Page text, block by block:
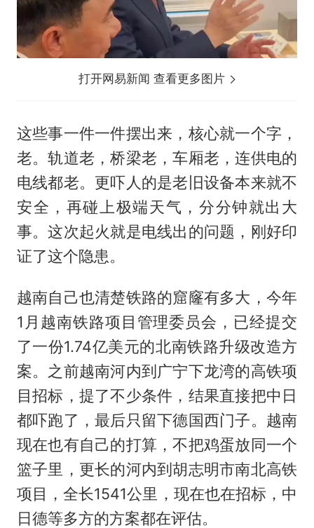
打开网易新闻 查看更多图片
这些事一件一件摆出来，核心就一个字，
老。轨道老，桥梁老，车厢老，连供电的
电线都老。更吓人的是老旧设备本来就不
安全，再碰上极端天气，分分钟就出大
事。这次起火就是电线出的问题，刚好印
证了这个隐患。
越南自己也清楚铁路的窟窿有多大，今年
1月越南铁路项目管理委员会，已经提交
了一份1.74亿美元的北南铁路升级改造方
案。之前越南河内到广宁下龙湾的高铁项
目招标，提了不少条件，结果直接把中日
都吓跑了，最后只留下德国西门子。越南
现在也有自己的打算，不把鸡蛋放同一个
篮子里，更长的河内到胡志明市南北高铁
项目，全长1541公里，现在也在招标，中
日德等多方的方案都在评估。